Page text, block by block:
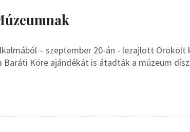
– szeptember 20-án - lezajlott Örökölt
Baráti Köre ajándékát is átadták a múzeum